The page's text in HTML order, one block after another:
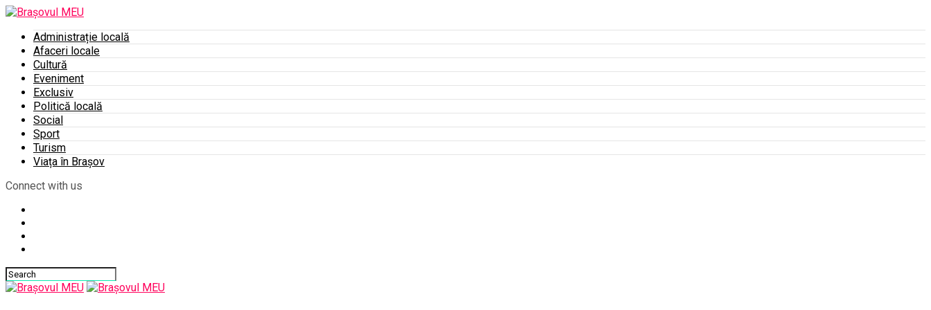
Administrație locală
Afaceri locale
Cultură
Eveniment
Exclusiv
Politică locală
Social
Sport
Turism
Viața în Brașov
Connect with us